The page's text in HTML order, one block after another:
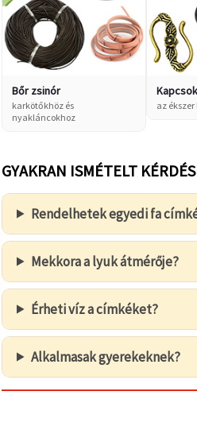
Bőr zsinór
karkötőkhöz és
nyakláncokhoz
Kapcsok
az
GYAKRAN ISMÉTELT
Rendelhetek egyedi fa
Mekkora a lyuk átmérője?
Érheti víz a címkéket?
Alkalmasak gyerekeknek?